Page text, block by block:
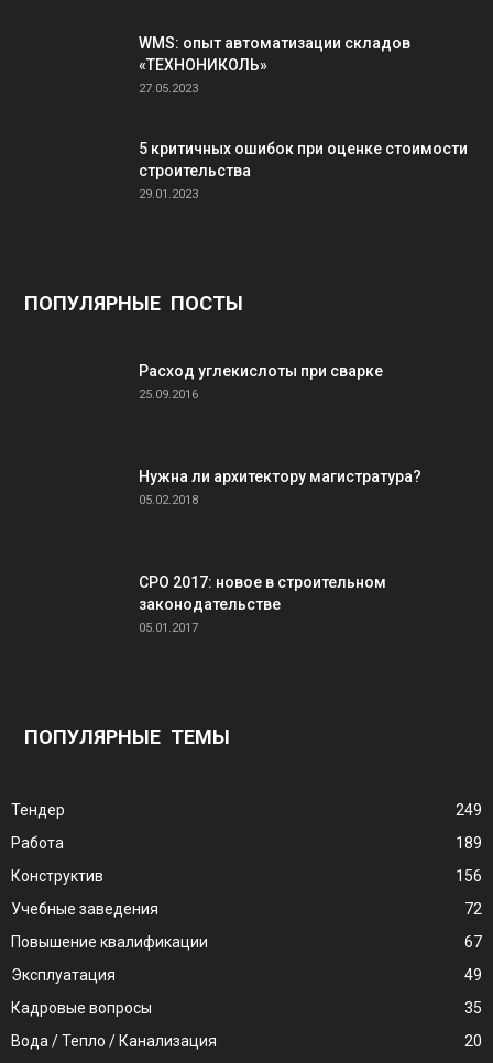
WMS: опыт автоматизации складов
«ТЕХНОНИКОЛЬ»
27.05.2023
5 критичных ошибок при оценке стоимости
строительства
29.01.2023
ПОПУЛЯРНЫЕ ПОСТЫ
Расход углекислоты при сварке
25.09.2016
Нужна ли архитектору магистратура?
05.02.2018
СРО 2017: новое в строительном
законодательстве
05.01.2017
ПОПУЛЯРНЫЕ ТЕМЫ
Тендер
249
Работа
189
Конструктив
156
Учебные заведения
72
Повышение квалификации
67
Эксплуатация
49
Кадровые вопросы
35
Вода / Тепло / Канализация
20